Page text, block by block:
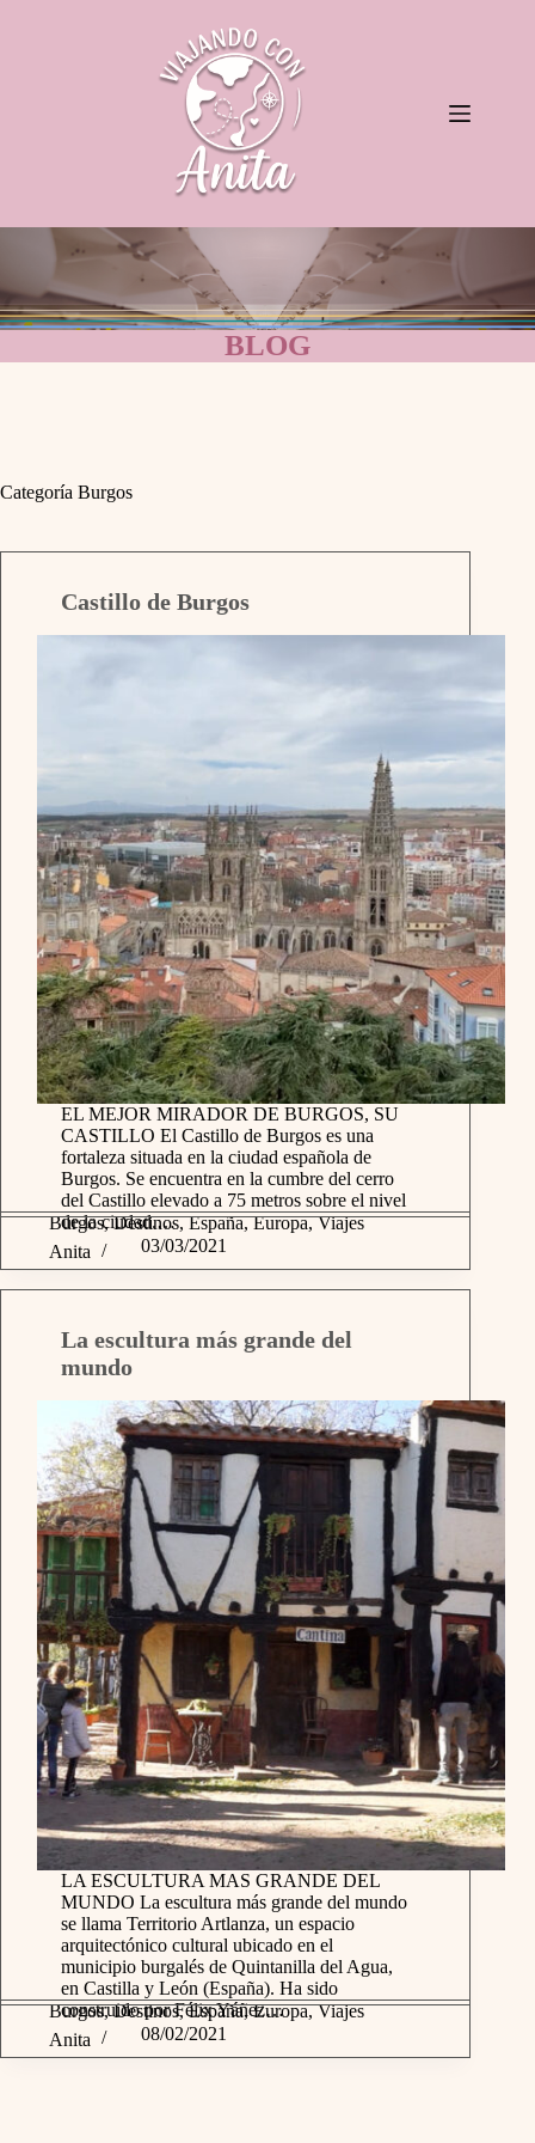
BLOG
Categoría Burgos
Burgos,Destinos,España,Europa,Viajes
Castillo de Burgos
EL MEJOR MIRADOR DE BURGOS, SU
CASTILLO El Castillo de Burgos es una
fortaleza situada en la ciudad española de
Burgos. Se encuentra en la cumbre del cerro
del Castillo elevado a 75 metros sobre el nivel
de la ciudad.…
Anita
03/03/2021
Burgos,Destinos,España,Europa,Viajes
La escultura más grande del
mundo
LA ESCULTURA MAS GRANDE DEL
MUNDO La escultura más grande del mundo
se llama Territorio Artlanza, un espacio
arquitectónico cultural ubicado en el
municipio burgalés de Quintanilla del Agua,
en Castilla y León (España). Ha sido
construido por Félix Yáñez…
Anita
08/02/2021